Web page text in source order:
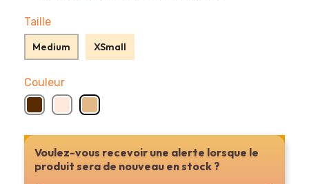
Taille
Medium XSmall
Couleur
Ajouter au panier ou réserver en magasin
Voulez-vous recevoir une alerte lorsque le
produit sera de nouveau en stock ?